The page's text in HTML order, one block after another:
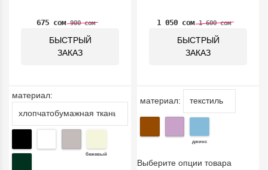
675 сом900 сом
БЫСТРЫЙ
ЗАКАЗ
материал:
бежевый
1 050 сом1 600 сом
БЫСТРЫЙ
ЗАКАЗ
материал:
джинс
Выберите опции товара